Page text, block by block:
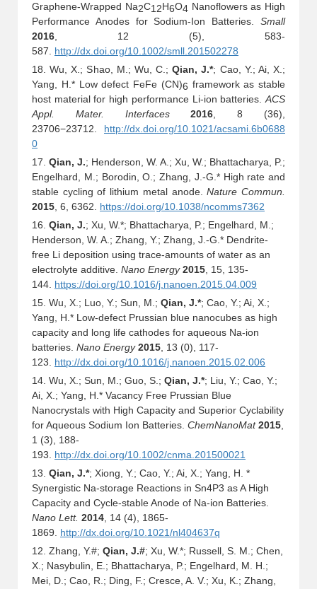
Graphene-Wrapped Na2C12H6O4 Nanoflowers as High
Performance Anodes for Sodium-Ion Batteries. Small
2016, 12 (5), 583-
587. http://dx.doi.org/10.1002/smll.201502278
18. Wu, X.; Shao, M.; Wu, C.;Qian, J.*; Cao, Y.; Ai, X.;
Yang, H.* Low defect FeFe (CN)6 framework as stable
host material for high performance Li-ion batteries.ACS
Appl. Mater. Interfaces
2016, 8 (36),
23706−23712. http://dx.doi.org/10.1021/acsami.6b0688
0
17. Qian, J.; Henderson, W. A.; Xu, W.; Bhattacharya, P.;
Engelhard, M.; Borodin, O.; Zhang, J.-G.*High rate and
stable cycling of lithium metal anode.Nature Commun.
2015, 6, 6362. https://doi.org/10.1038/ncomms7362
16. Qian, J.; Xu, W.*; Bhattacharya, P.; Engelhard, M.;
Henderson, W. A.; Zhang, Y.; Zhang, J.-G.* Dendrite-
free Li deposition using trace-amounts of water as an
electrolyte additive. Nano Energy 2015, 15, 135-
144. https://doi.org/10.1016/j.nanoen.2015.04.009
15. Wu, X.; Luo, Y.; Sun, M.; Qian, J.*; Cao, Y.; Ai, X.;
Yang, H.* Low-defect Prussian blue nanocubes as high
capacity and long life cathodes for aqueous Na-ion
batteries. Nano Energy 2015, 13 (0), 117-
123. http://dx.doi.org/10.1016/j.nanoen.2015.02.006
14. Wu, X.; Sun, M.; Guo, S.; Qian, J.*; Liu, Y.; Cao, Y.;
Ai, X.; Yang, H.* Vacancy Free Prussian Blue
Nanocrystals with High Capacity and Superior Cyclability
for Aqueous Sodium Ion Batteries. ChemNanoMat 2015,
1 (3), 188-
193. http://dx.doi.org/10.1002/cnma.201500021
13. Qian, J.*; Xiong, Y.; Cao, Y.; Ai, X.; Yang, H. *
Synergistic Na-storage Reactions in Sn4P3 as A High
Capacity and Cycle-stable Anode of Na-ion Batteries.
Nano Lett. 2014, 14 (4), 1865-
1869. http://dx.doi.org/10.1021/nl404637q
12. Zhang, Y.#; Qian, J.#; Xu, W.*; Russell, S. M.; Chen,
X.; Nasybulin, E.; Bhattacharya, P.; Engelhard, M. H.;
Mei, D.; Cao, R.; Ding, F.; Cresce, A. V.; Xu, K.; Zhang,